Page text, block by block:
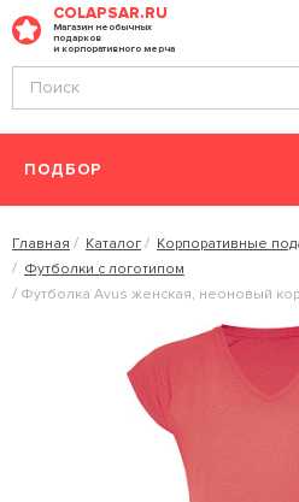
COLAPSAR.RU
Магазин необычных
подарков
и корпоративного мерча
ПОДБОР
Главная Каталог Корпоративные
Футболки с логотипом
Футболка Avus женская, неоновый